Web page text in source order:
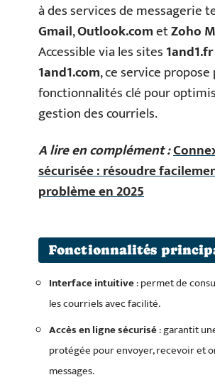
à des services de messagerie
Gmail,Outlook.cometZoho
Accessible via les sites1and1.fr
1and1.com, ce service
fonctionnalités clé pour
gestion des courriels.
A lire en complément :
sécurisée : résoudre
problème en 2025
Fonctionnalités
Interface intuitive: permet de
les courriels avec facilité.
Accès en ligne sécurisé: garantit
protégée pour envoyer, recevoir et
messages.